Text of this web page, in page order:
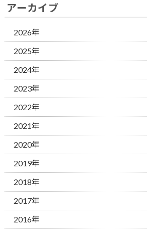
アーカイブ
2026年
2025年
2024年
2023年
2022年
2021年
2020年
2019年
2018年
2017年
2016年